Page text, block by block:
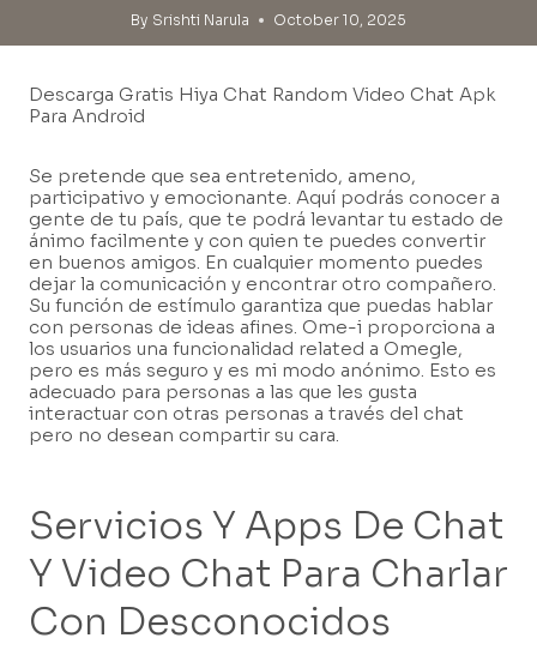
By Srishti Narula October 10, 2025
Descarga Gratis Hiya Chat Random Video Chat Apk
Para Android
Se pretende que sea entretenido, ameno,
participativo y emocionante. Aquí podrás conocer a
gente de tu país, que te podrá levantar tu estado de
ánimo facilmente y con quien te puedes convertir
en buenos amigos. En cualquier momento puedes
dejar la comunicación y encontrar otro compañero.
Su función de estímulo garantiza que puedas hablar
con personas de ideas afines. Ome-i proporciona a
los usuarios una funcionalidad related a Omegle,
pero es más seguro y es mi modo anónimo. Esto es
adecuado para personas a las que les gusta
interactuar con otras personas a través del chat
pero no desean compartir su cara.
Servicios Y Apps De Chat
Y Video Chat Para Charlar
Con Desconocidos